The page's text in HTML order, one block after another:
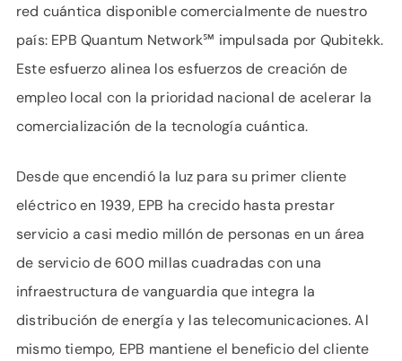
red cuántica disponible comercialmente de nuestro
país: EPB Quantum Network℠ impulsada por Qubitekk.
Este esfuerzo alinea los esfuerzos de creación de
empleo local con la prioridad nacional de acelerar la
comercialización de la tecnología cuántica.
Desde que encendió la luz para su primer cliente
eléctrico en 1939, EPB ha crecido hasta prestar
servicio a casi medio millón de personas en un área
de servicio de 600 millas cuadradas con una
infraestructura de vanguardia que integra la
distribución de energía y las telecomunicaciones. Al
mismo tiempo, EPB mantiene el beneficio del cliente